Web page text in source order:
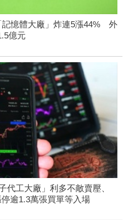
記憶體大廠」炸連5漲44% 外
億元
代工大廠」利多不敵賣壓、
逾1.3萬張買單等入場